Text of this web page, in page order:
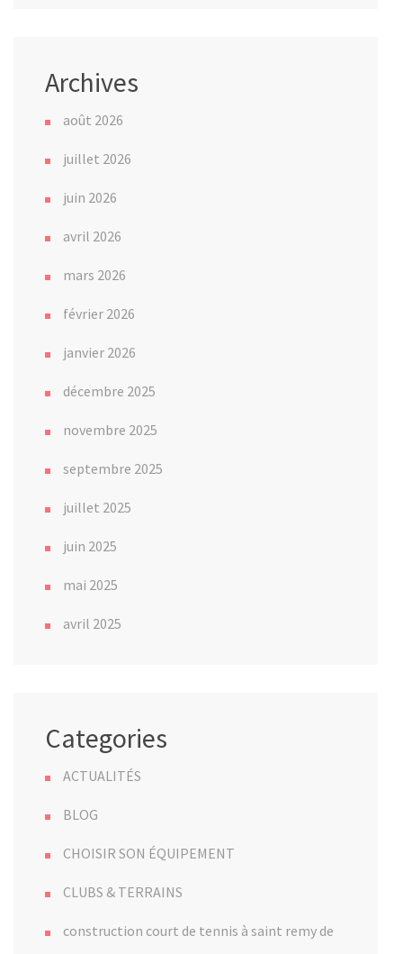
Archives
août 2026
juillet 2026
juin 2026
avril 2026
mars 2026
février 2026
janvier 2026
décembre 2025
novembre 2025
septembre 2025
juillet 2025
juin 2025
mai 2025
avril 2025
Categories
ACTUALITÉS
BLOG
CHOISIR SON ÉQUIPEMENT
CLUBS & TERRAINS
construction court de tennis à saint remy de